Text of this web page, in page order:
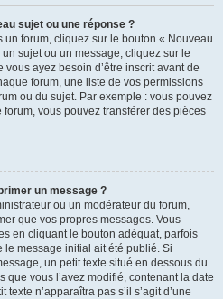
sujet ou une réponse ?
forum, cliquez sur le bouton « Nouveau
sujet ou un message, cliquez sur le
ayez besoin d’être inscrit avant de
forum, une liste de vos permissions
ou du sujet. Par exemple : vous pouvez
vous pouvez transférer des pièces
un message ?
ou un modérateur du forum,
que vos propres messages. Vous
en cliquant le bouton adéquat, parfois
message initial ait été publié. Si
un petit texte situé en dessous du
que vous l’avez modifié, contenant la date
n’apparaîtra pas s’il s’agit d’une